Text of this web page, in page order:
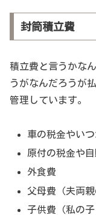
封筒積立費
積立費と言うかな
うがなんだろうが
管理しています。
車の税金やい
原付の税金や
外食費
父母費（夫両
子供費（私の子